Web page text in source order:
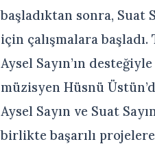
başladıktan sonra, Suat
için çalışmalara
Aysel Sayın’ın
müzisyen Hüsnü
Aysel Sayın ve Suat
birlikte başarılı